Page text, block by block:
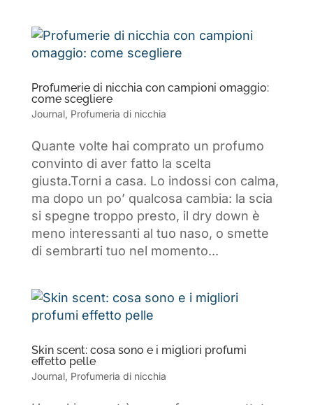
Profumerie di nicchia con campioni omaggio:
come scegliere
Journal, Profumeria di nicchia
Quante volte hai comprato un profumo
convinto di aver fatto la scelta
giusta.Torni a casa. Lo indossi con calma,
ma dopo un po’ qualcosa cambia: la scia
si spegne troppo presto, il dry down è
meno interessanti al tuo naso, o smette
di sembrarti tuo nel momento...
Skin scent: cosa sono e i migliori profumi
effetto pelle
Journal, Profumeria di nicchia